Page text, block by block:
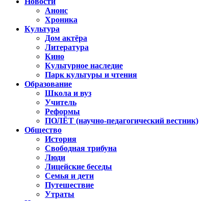
Анонс
Хроника
Культура
Дом актёра
Литература
Кино
Культурное наследие
Парк культуры и чтения
Образование
Школа и вуз
Учитель
Реформы
ПОЛЁТ (научно-педагогический вестник)
Общество
История
Свободная трибуна
Люди
Лицейские беседы
Семья и дети
Путешествие
Утраты